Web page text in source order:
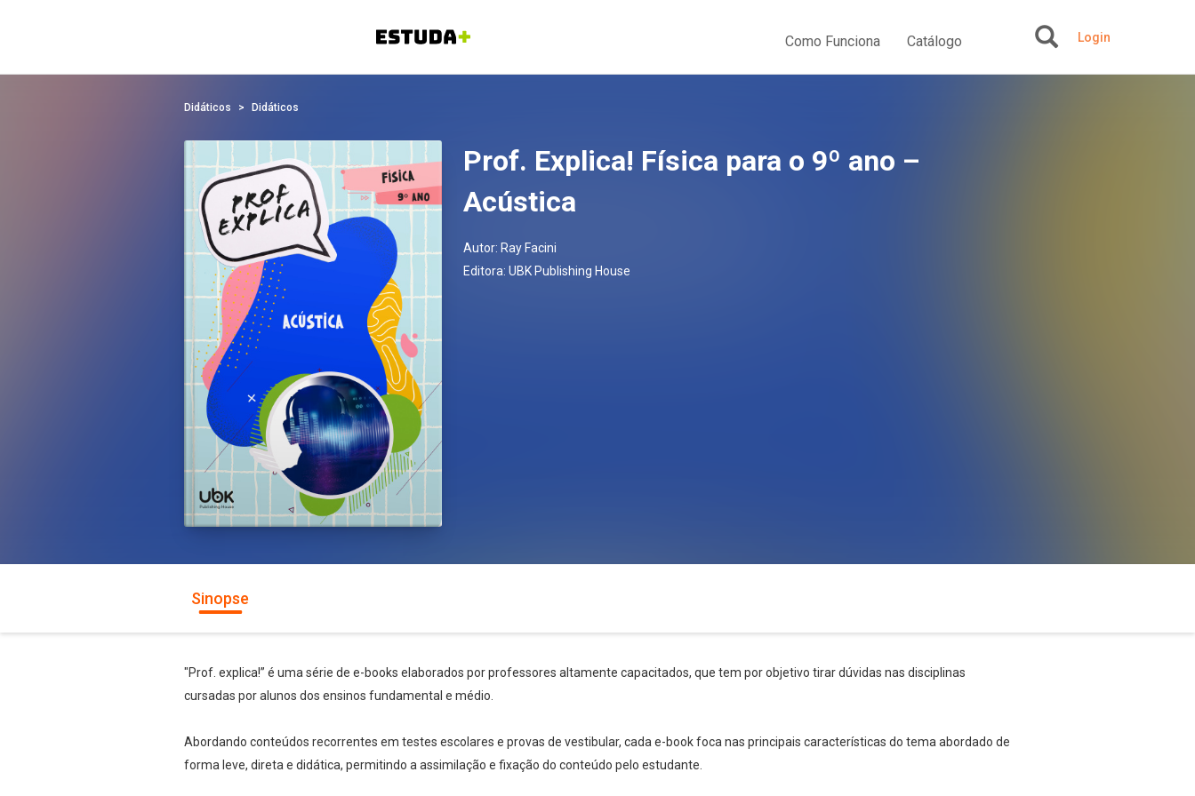
Como Funciona Catálogo Login
Didáticos Didáticos
Prof. Explica! Física para o 9º ano –
Acústica
Autor: Ray Facini
Editora: UBK Publishing House
Sinopse
"Prof. explica!” é uma série de e-books elaborados por professores altamente capacitados, que tem por objetivo tirar dúvidas nas disciplinas
cursadas por alunos dos ensinos fundamental e médio.
Abordando conteúdos recorrentes em testes escolares e provas de vestibular, cada e-book foca nas principais características do tema abordado de
forma leve, direta e didática, permitindo a assimilação e fixação do conteúdo pelo estudante.